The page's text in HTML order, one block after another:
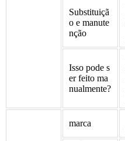
Substituiçã
o e manute
nção
Isso pode s
er feito ma
nualmente?
marca